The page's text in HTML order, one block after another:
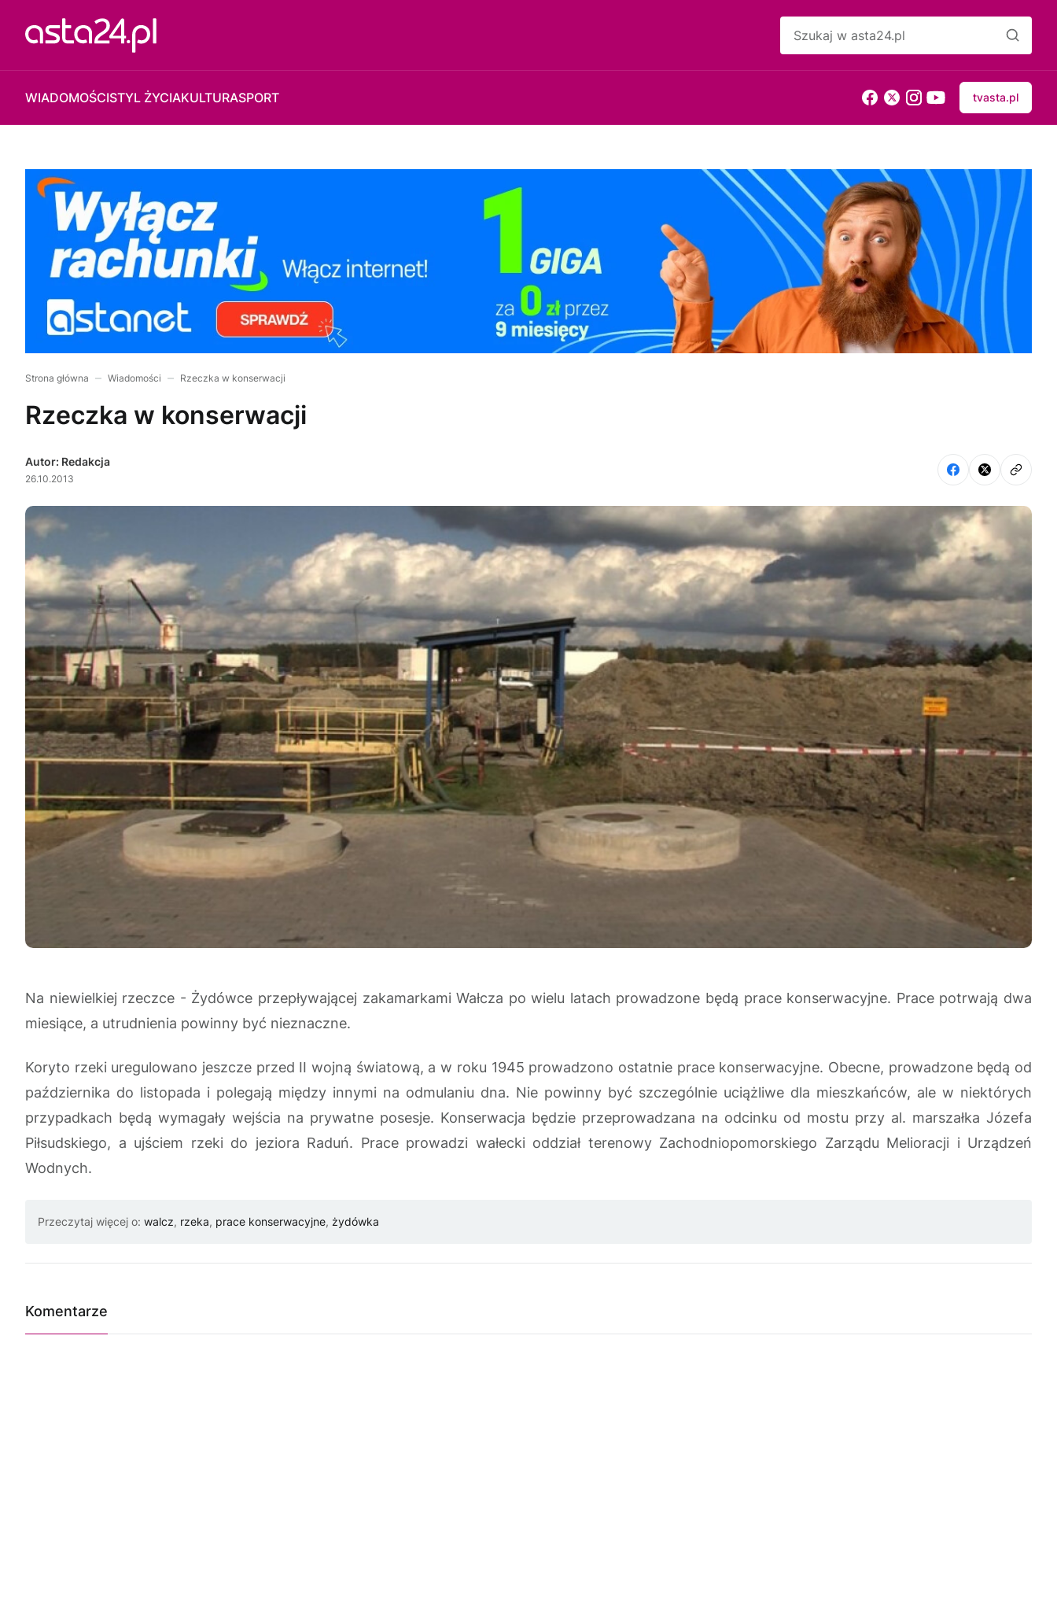
WIADOMOŚCISTYL ŻYCIAKULTURASPORT tvasta.pl
Strona główna Wiadomości Rzeczka w konserwacji
Rzeczka w konserwacji
Autor: Redakcja
26.10.2013
Na niewielkiej rzeczce - Żydówce przepływającej zakamarkami Wałcza po wielu latach prowadzone będą prace konserwacyjne. Prace potrwają dwa
miesiące, a utrudnienia powinny być nieznaczne.
Koryto rzeki uregulowano jeszcze przed II wojną światową, a w roku 1945 prowadzono ostatnie prace konserwacyjne. Obecne, prowadzone będą od
października do listopada i polegają między innymi na odmulaniu dna. Nie powinny być szczególnie uciążliwe dla mieszkańców, ale w niektórych
przypadkach będą wymagały wejścia na prywatne posesje. Konserwacja będzie przeprowadzana na odcinku od mostu przy al. marszałka Józefa
Piłsudskiego, a ujściem rzeki do jeziora Raduń. Prace prowadzi wałecki oddział terenowy Zachodniopomorskiego Zarządu Melioracji i Urządzeń
Wodnych.
Przeczytaj więcej o: walcz, rzeka, prace konserwacyjne, żydówka
Komentarze